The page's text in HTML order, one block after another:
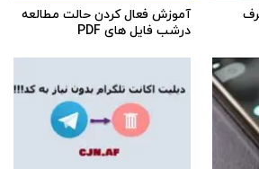
آموزش فعال کردن حالت مطالعه
درشب فایل های PDF